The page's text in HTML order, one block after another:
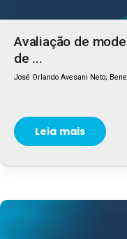
Avaliação de
de ...
José Orlando Avesani Neto;
Leia mais